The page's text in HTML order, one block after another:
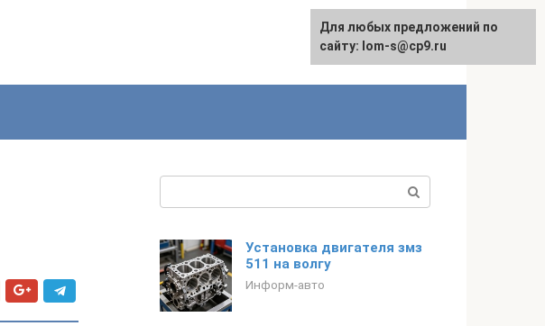
Установка двигателя змз
511 на волгу
Информ-авто
Для любых предложений по
сайту: lom-s@cp9.ru